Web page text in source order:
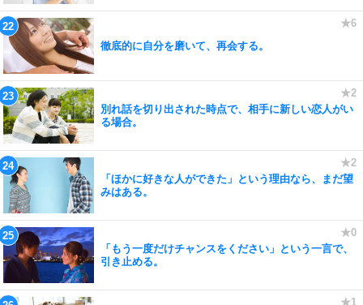
徹底的に自分を磨いて、再会する。
別れ話を切り出された時点で、相手に新しい恋人がい
る場合。
「ほかに好きな人ができた」という理由なら、まだ望
みはある。
「もう一度だけチャンスをください」という一言で、
引き止める。